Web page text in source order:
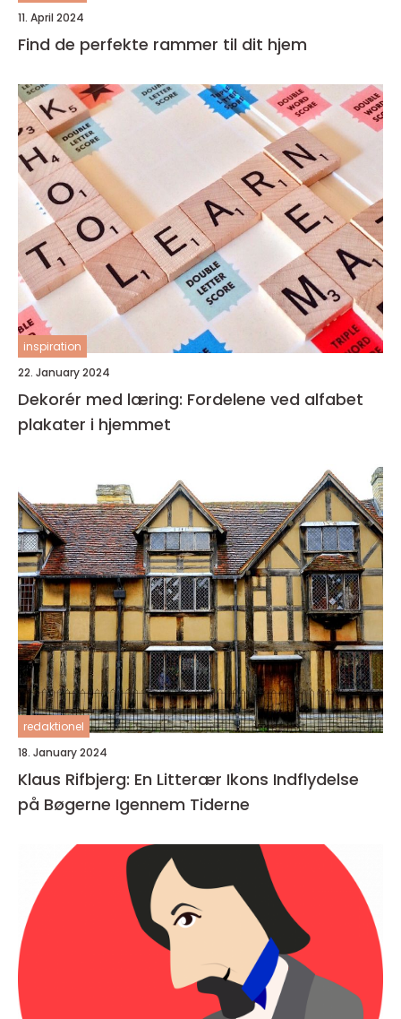
11. April 2024
Find de perfekte rammer til dit hjem
inspiration
22. January 2024
Dekorér med læring: Fordelene ved alfabet
plakater i hjemmet
redaktionel
18. January 2024
Klaus Rifbjerg: En Litterær Ikons Indflydelse
på Bøgerne Igennem Tiderne